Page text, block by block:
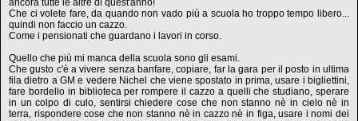
ancora tutte le altre di quest'anno!
Che ci volete fare, da quando non vado più a scuola ho troppo tempo libero...
quindi non faccio un cazzo.
Come i pensionati che guardano i lavori in corso.
Quello che più mi manca della scuola sono gli esami.
Che gusto c'è a vivere senza banfare, copiare, far la gara per il posto in ultima
fila dietro a GM e vedere Nichel che viene spostato in prima, usare i bigliettini,
fare bordello in biblioteca per rompere il cazzo a quelli che studiano, sperare
in un colpo di culo, sentirsi chiedere cose che non stanno nè in cielo nè in
terra, rispondere cose che non stanno nè in cazzo nè in figa, usare i nomi dei